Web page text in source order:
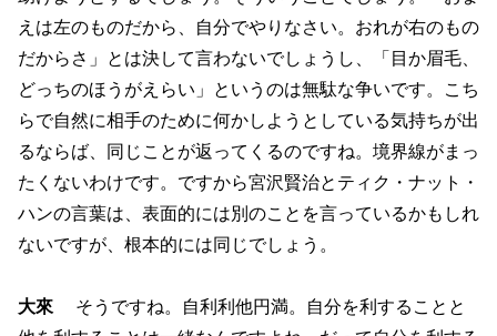
えは左のものだから、自分でやりなさい。おれが右のもの
だからさ」とは決して言わないでしょうし、「目か眉毛、
どっちのほうがえらい」というのは無駄な争いです。こち
らで自然に相手のために何かしようとしている気持ちが出
るならば、同じことが返ってくるのですね。境界線がまっ
たくないわけです。ですから宮沢賢治とティク・ナット・
ハンの言葉は、表面的には別のことを言っているかもしれ
ないですが、根本的には同じでしょう。
大來 そうですね。自利利他円満。自分を利することと